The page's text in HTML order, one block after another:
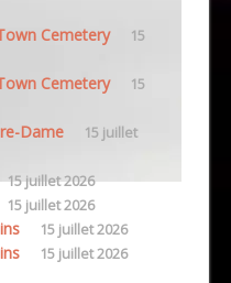
Cemetery
15
Cemetery
15
Dame
15 juillet
15 juillet 2026
15 juillet 2026
15 juillet 2026
15 juillet 2026